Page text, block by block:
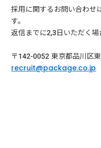
採用に関するお問い合わせ
す。
返信までに2,3日いただく場
〒142-0052 東京都品川区
recruit@package.co.jp